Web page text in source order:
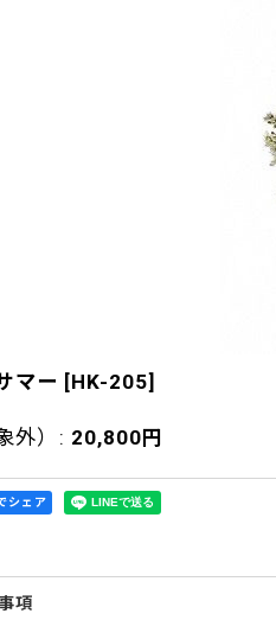
マー [HK-205]
外） : 20,800 円
シェア
項